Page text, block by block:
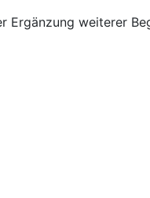
Ergänzung weiterer